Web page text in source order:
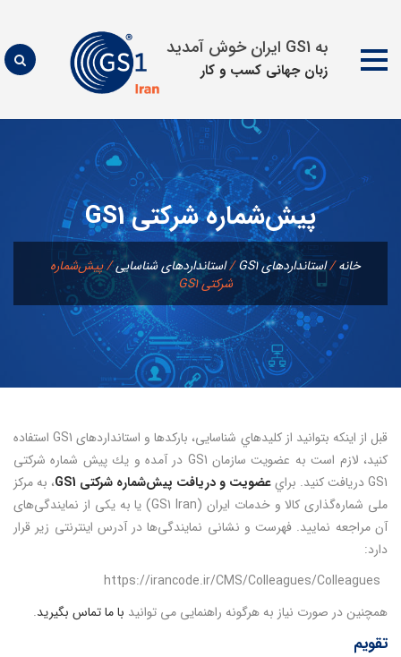
به GS1 ایران خوش آمدید
زبان جهانی كسب و كار
محتوا
پيش‌شماره شركتی GS1
خانه/استانداردهای GS1 /استانداردهای شناسايی/پيش‌شماره
شركتی GS1
قبل از اينكه بتوانيد از كليدهاي شناسايی، باركدها و استانداردهای GS1 استفاده
كنيد، لازم است به عضويت سازمان GS1 در آمده و يك پيش شماره شركتی
GS1 دريافت كنيد. براي
عضويت و دريافت پيش‌شماره شركتی GS1
، به مركز
ملی شماره‌گذاری كالا و خدمات ايران (GS1 Iran) يا به یکی از نمایندگی‌های
آن مراجعه نماييد. فهرست و نشانی نمایندگی‌ها در آدرس اینترنتی زیر قرار
دارد:
همچنين در صورت نياز به هرگونه راهنمايی می توانيد با ما تماس بگيريد.
تقویم